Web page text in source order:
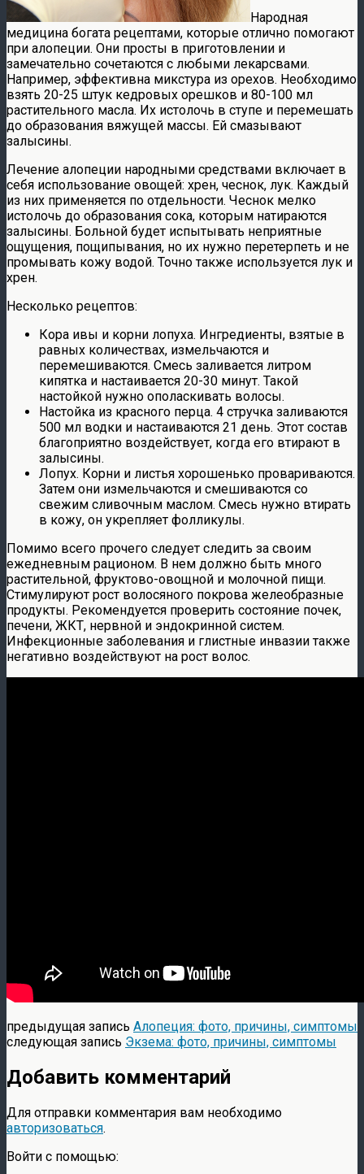
Народная
медицина богата рецептами, которые отлично помогают
при алопеции. Они просты в приготовлении и
замечательно сочетаются с любыми лекарсвами.
Например, эффективна микстура из орехов. Необходимо
взять 20-25 штук кедровых орешков и 80-100 мл
растительного масла. Их истолочь в ступе и перемешать
до образования вяжущей массы. Ей смазывают
залысины.
Лечение алопеции народными средствами включает в
себя использование овощей: хрен, чеснок, лук. Каждый
из них применяется по отдельности. Чеснок мелко
истолочь до образования сока, которым натираются
залысины. Больной будет испытывать неприятные
ощущения, пощипывания, но их нужно перетерпеть и не
промывать кожу водой. Точно также используется лук и
хрен.
Несколько рецептов:
Кора ивы и корни лопуха. Ингредиенты, взятые в
равных количествах, измельчаются и
перемешиваются. Смесь заливается литром
кипятка и настаивается 20-30 минут. Такой
настойкой нужно ополаскивать волосы.
Настойка из красного перца. 4 стручка заливаются
500 мл водки и настаиваются 21 день. Этот состав
благоприятно воздействует, когда его втирают в
залысины.
Лопух. Корни и листья хорошенько провариваются.
Затем они измельчаются и смешиваются со
свежим сливочным маслом. Смесь нужно втирать
в кожу, он укрепляет фолликулы.
Помимо всего прочего следует следить за своим
ежедневным рационом. В нем должно быть много
растительной, фруктово-овощной и молочной пищи.
Стимулируют рост волосяного покрова желеобразные
продукты. Рекомендуется проверить состояние почек,
печени, ЖКТ, нервной и эндокринной систем.
Инфекционные заболевания и глистные инвазии также
негативно воздействуют на рост волос.
предыдущая запись Алопеция: фото, причины, симптомы
следующая запись Экзема: фото, причины, симптомы
Добавить комментарий
Для отправки комментария вам необходимо
авторизоваться.
Войти с помощью: